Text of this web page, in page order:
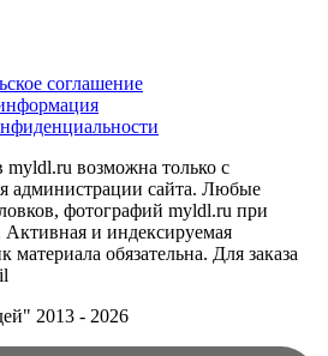
соглашение
myldl.ru возможна только с
администрации сайта. Любые
фотографий myldl.ru при
Активная и индексируемая
материала обязательна. Для заказа
2013 - 2026